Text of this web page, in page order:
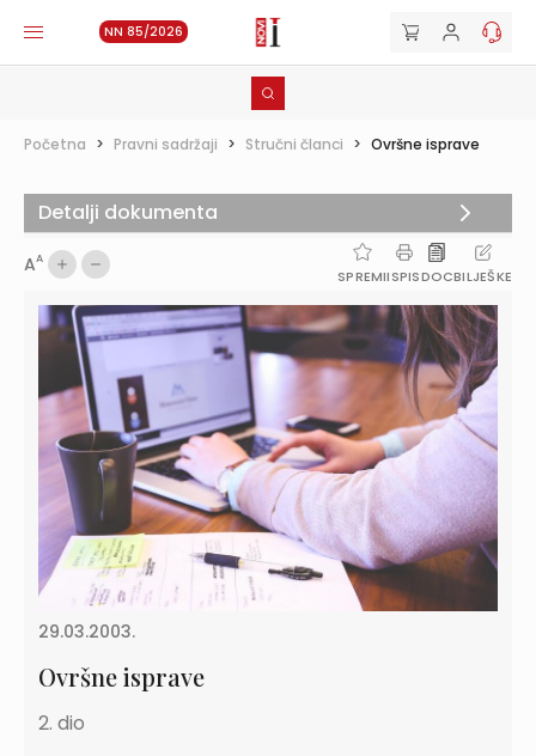
NN 85/2026
Početna > Pravni sadržaji > Stručni članci > Ovršne isprave
AA
SPREMIISPISDOCBILJEŠKE
29.03.2003.
Ovršne isprave
2. dio
Detalji dokumenta